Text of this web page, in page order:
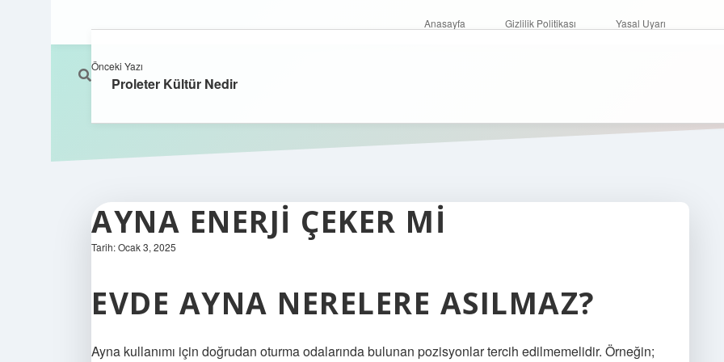
Anasayfa Gizlilik Politikası Yasal Uyarı
AYNA ENERJI ÇEKER MI
Tarih: Ocak 3, 2025
EVDE AYNA NERELERE ASILMAZ?
Ayna kullanımı için doğrudan oturma odalarında bulunan pozisyonlar tercih edilmemelidir. Örneğin;
Önceki Yazı
Proleter Kültür Nedir